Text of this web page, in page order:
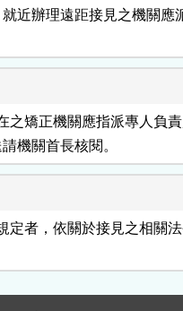
就近辦理遠距接見之機關應
之矯正機關應指派專人負
機關首長核閱。
定者，依關於接見之相關